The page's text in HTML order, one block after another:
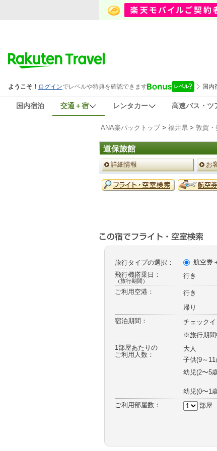
国内宿泊 交通＋宿 レンタカー 高速バス・ツ
ANA楽パックトップ> 福井県 > 敦賀・
道保旅館
ペ
ー
ジ
メ
ニ
詳細情報 お
予
約
旅行タイプの選択： 航空券
飛行機搭乗日：
（旅行期間）
行き
ご利用空港： 行き
帰り
宿泊期間：
チェックイ
※旅行期間
1部屋あたりの
ご利用人数：
大人
子供(9～11
幼児(2〜5
幼児(0〜1
ご利用部屋数： 部屋